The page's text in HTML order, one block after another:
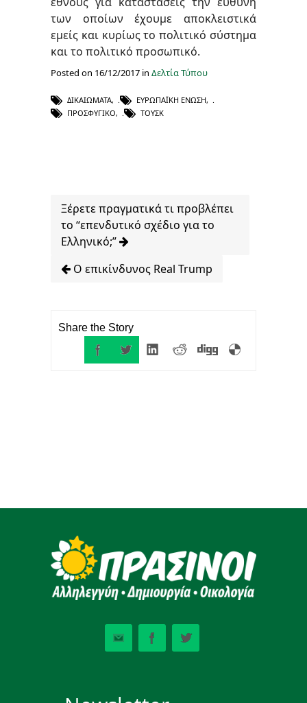
των οποίων έχουμε αποκλειστικά
εμείς και κυρίως το πολιτικό σύστημα
και το πολιτικό προσωπικό.
Posted on 16/12/2017 in Δελτία Τύπου
ΔΙΚΑΙΏΜΑΤΑ, ΕΥΡΩΠΑΪΚΉ ΈΝΩΣΗ,
ΠΡΟΣΦΥΓΙΚΌ, ΤΟΥΣΚ
Ξέρετε πραγματικά τι προβλέπει
το “επενδυτικό σχέδιο για το
Ελληνικό;”
O επικίνδυνος Real Trump
Share the Story